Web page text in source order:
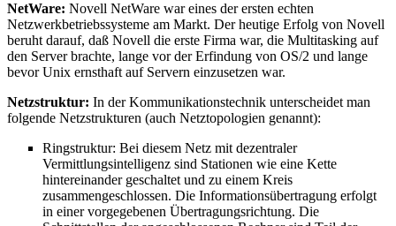
NetWare: Novell NetWare war eines der ersten echten
Netzwerkbetriebssysteme am Markt. Der heutige Erfolg von Novell
beruht darauf, daß Novell die erste Firma war, die Multitasking auf
den Server brachte, lange vor der Erfindung von OS/2 und lange
bevor Unix ernsthaft auf Servern einzusetzen war.
Netzstruktur: In der Kommunikationstechnik unterscheidet man
folgende Netzstrukturen (auch Netztopologien genannt):
Ringstruktur: Bei diesem Netz mit dezentraler
Vermittlungsintelligenz sind Stationen wie eine Kette
hintereinander geschaltet und zu einem Kreis
zusammengeschlossen. Die Informationsübertragung erfolgt
in einer vorgegebenen Übertragungsrichtung. Die